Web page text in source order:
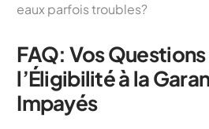
eaux parfois troubles?
FAQ: Vos Questions
l’Éligibilité à la
Impayés